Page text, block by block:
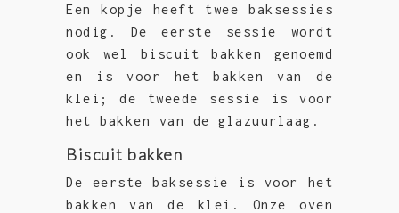
Een kopje heeft twee baksessies
nodig. De eerste sessie wordt
ook wel biscuit bakken genoemd
en is voor het bakken van de
klei; de tweede sessie is voor
het bakken van de glazuurlaag.
Biscuit bakken
De eerste baksessie is voor het
bakken van de klei. Onze oven